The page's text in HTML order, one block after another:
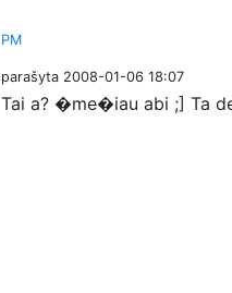
PM
parašyta 2008-01-06 18:07
Tai a? �me�iau abi ;] Ta